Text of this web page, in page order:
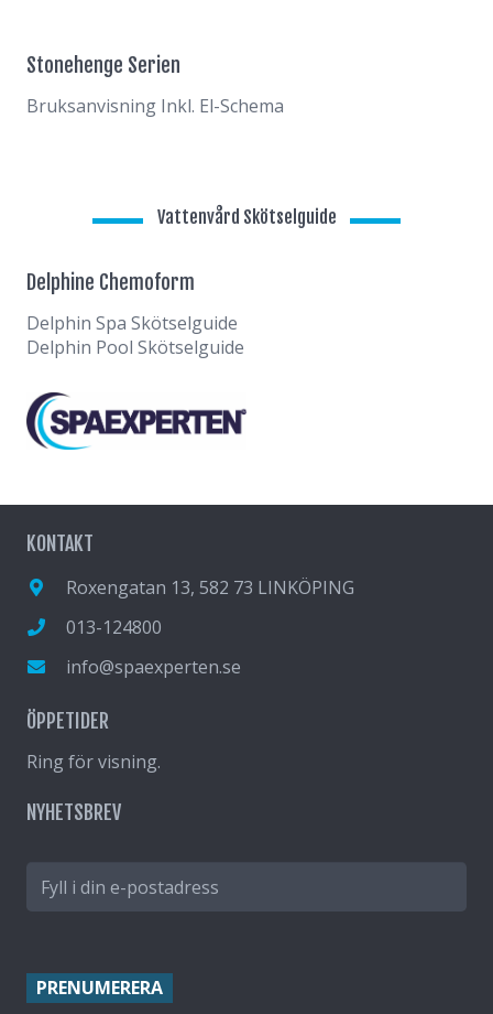
Stonehenge Serien
Bruksanvisning Inkl. El-Schema
Vattenvård Skötselguide
Delphine Chemoform
Delphin Spa Skötselguide
Delphin Pool Skötselguide
KONTAKT
Roxengatan 13, 582 73 LINKÖPING
013-124800
info@spaexperten.se
ÖPPETIDER
Ring för visning.
NYHETSBREV